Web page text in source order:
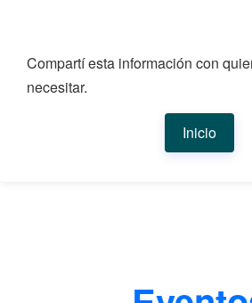
Compartí esta información con
necesitar.
Inicio